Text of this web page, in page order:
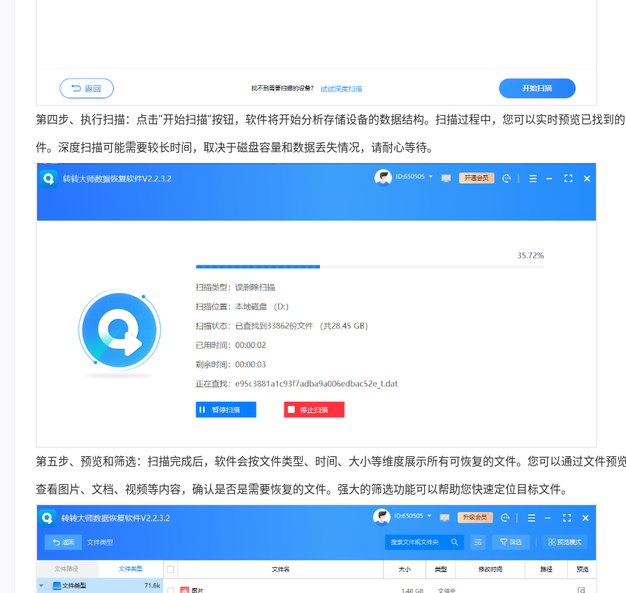
第四步、执行扫描：点击"开始扫描"按钮，软件将开始分析存储设备的数据结构。扫描过程中，您可以实时预览已找到
件。深度扫描可能需要较长时间，取决于磁盘容量和数据丢失情况，请耐心等待。
第五步、预览和筛选：扫描完成后，软件会按文件类型、时间、大小等维度展示所有可恢复的文件。您可以通过文件预
查看图片、文档、视频等内容，确认是否是需要恢复的文件。强大的筛选功能可以帮助您快速定位目标文件。